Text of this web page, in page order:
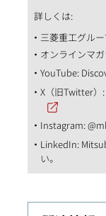
詳しくは:
三菱重工グル
オンラインマガ
YouTube:
X（旧Twitter）:
Instagram:
LinkedIn:
い。